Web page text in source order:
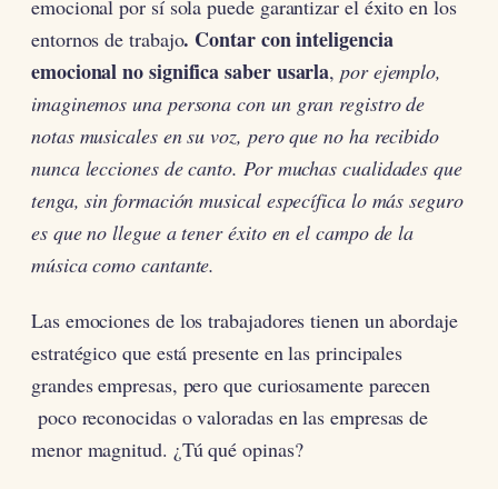
emocional por sí sola puede garantizar el éxito en los
entornos de trabajo. Contar con inteligencia
emocional no significa saber usarla,por ejemplo,
imaginemos una persona con un gran registro de
notas musicales en su voz, pero que no ha recibido
nunca lecciones de canto. Por muchas cualidades que
tenga, sin formación musical específica lo más seguro
es que no llegue a tener éxito en el campo de la
música como cantante.
Las emociones de los trabajadores tienen un abordaje
estratégico que está presente en las principales
grandes empresas, pero que curiosamente parecen
poco reconocidas o valoradas en las empresas de
menor magnitud. ¿Tú qué opinas?